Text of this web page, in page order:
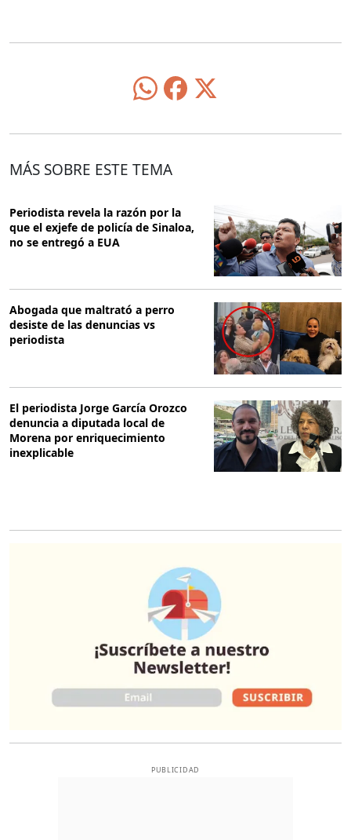
MÁS SOBRE ESTE TEMA
Periodista revela la razón por la
que el exjefe de policía de Sinaloa,
no se entregó a EUA
Abogada que maltrató a perro
desiste de las denuncias vs
periodista
El periodista Jorge García Orozco
denuncia a diputada local de
Morena por enriquecimiento
inexplicable
PUBLICIDAD